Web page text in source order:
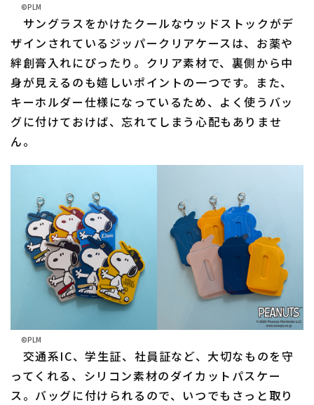
©PLM
サングラスをかけたクールなウッドストックがデ
ザインされているジッパークリアケースは、お薬や
絆創膏入れにぴったり。クリア素材で、裏側から中
身が見えるのも嬉しいポイントの一つです。また、
キーホルダー仕様になっているため、よく使うバッ
グに付けておけば、忘れてしまう心配もありませ
ん。
©PLM
交通系IC、学生証、社員証など、大切なものを守
ってくれる、シリコン素材のダイカットパスケー
ス。バッグに付けられるので、いつでもさっと取り